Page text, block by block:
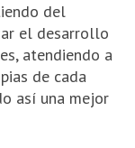
del
el desarrollo
atendiendo a
de cada
así una mejor